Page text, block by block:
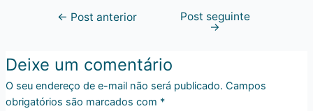
← Post anterior Post seguinte
→
Deixe um comentário
O seu endereço de e-mail não será publicado. Campos
obrigatórios são marcados com *